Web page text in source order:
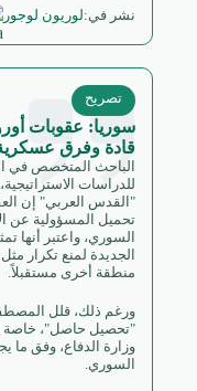
نشر في:لوريون لوجور
سوريا: عقوبات
قادة وفرق
تصريح
الباحث المتخصص في
للدراسات
"القدس العربي" إن
تحميل المسؤولية عن
السوري، واعتبر أنها
الجديدة لمنع تكرار
منطقة أخرى مستقبلاً.
ورغم ذلك، قلل
"تحصيل حاصل"، خاصة
وزارة الدفاع، وفق
السوري.